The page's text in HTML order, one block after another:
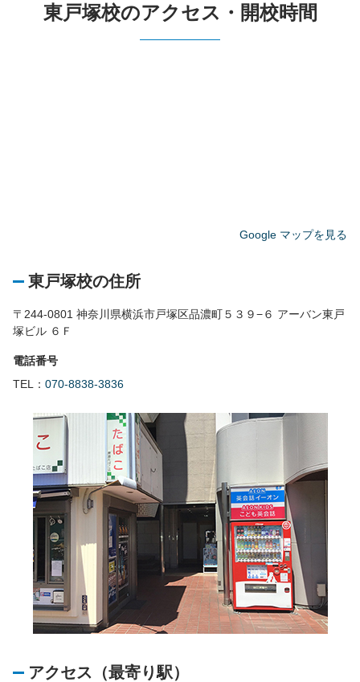
東戸塚校のアクセス・開校時間
Google マップを見る
東戸塚校の住所
〒244-0801 神奈川県横浜市戸塚区品濃町５３９−６ アーバン東戸
塚ビル ６Ｆ
電話番号
TEL： 070-8838-3836
アクセス（最寄り駅）